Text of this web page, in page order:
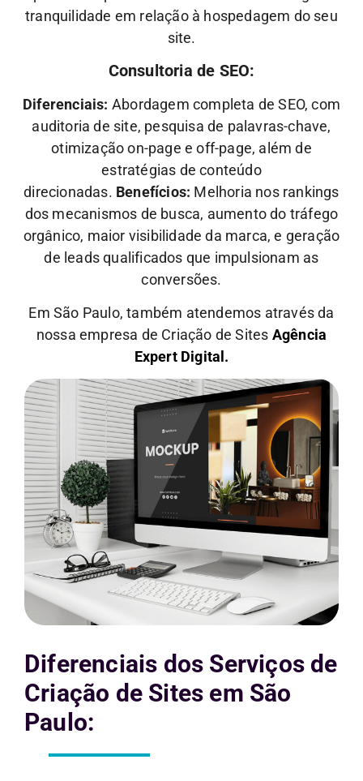
tranquilidade em relação à hospedagem do seu
site.
Consultoria de SEO:
Diferenciais: Abordagem completa de SEO, com
auditoria de site, pesquisa de palavras-chave,
otimização on-page e off-page, além de
estratégias de conteúdo
direcionadas. Benefícios: Melhoria nos rankings
dos mecanismos de busca, aumento do tráfego
orgânico, maior visibilidade da marca, e geração
de leads qualificados que impulsionam as
conversões.
Em São Paulo, também atendemos através da
nossa empresa de Criação de Sites Agência
Expert Digital.
Diferenciais dos Serviços de
Criação de Sites em São
Paulo: